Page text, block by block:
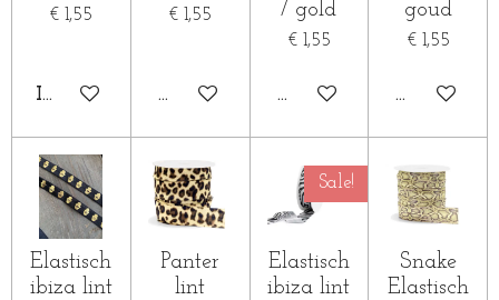
€ 1,55
IN WINKELWAGEN
€ 1,55
HOUD MIJ OP DE HOOGTE
/ gold
€ 1,55
HOUD MIJ OP DE
goud
€ 1,55
HOUD MIJ
Elastisch
ibiza lint
Panter
lint
Sale!
Elastisch
ibiza lint
Snake
Elastisch